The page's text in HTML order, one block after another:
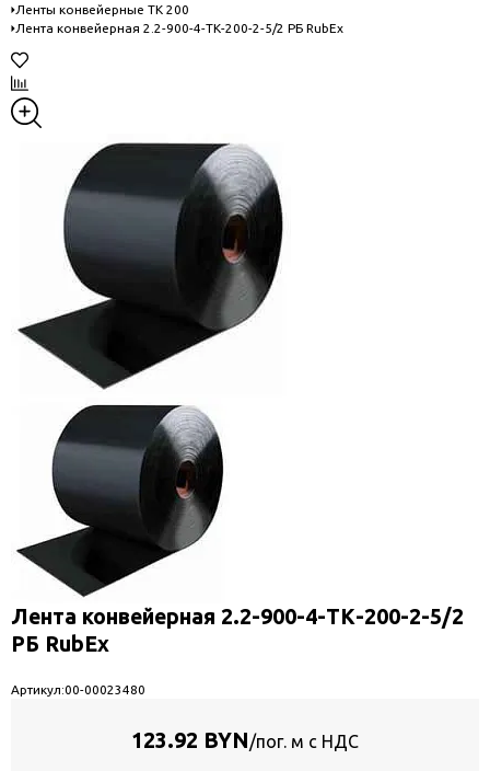
Ленты конвейерные ТК 200
Лента конвейерная 2.2-900-4-ТК-200-2-5/2 РБ RubEx
Лента конвейерная 2.2-900-4-ТК-200-2-5/2
РБ RubEx
Артикул:00-00023480
123.92 BYN/пог. м с НДС